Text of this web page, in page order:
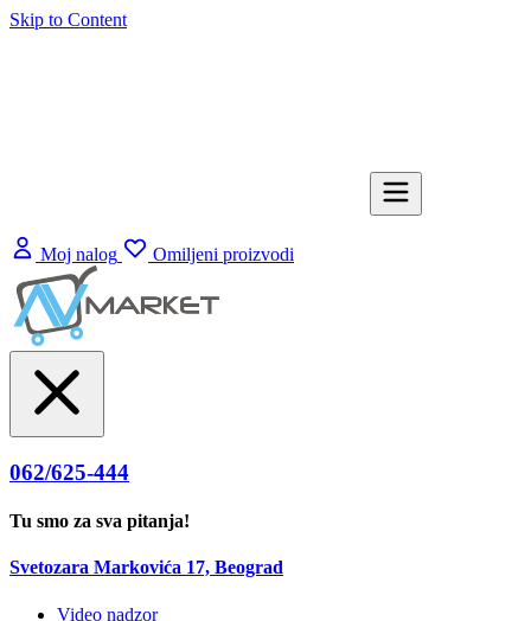
Skip to Content
Moj nalog Omiljeni proizvodi
062/625-444
Tu smo za sva pitanja!
Svetozara Markovića 17, Beograd
Video nadzor